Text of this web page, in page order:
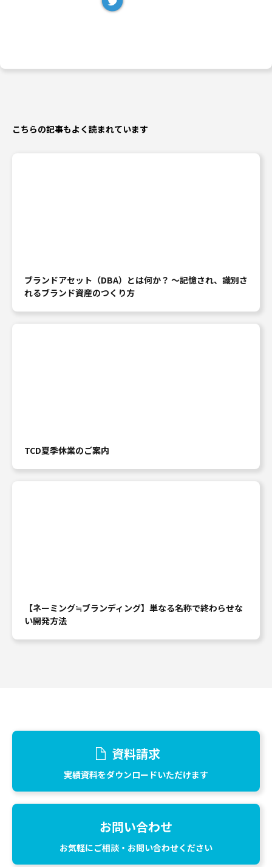
こちらの記事もよく読まれています
ブランドアセット（DBA）とは何か？ ～記憶され、識別さ
れるブランド資産のつくり方
TCD夏季休業のご案内
【ネーミング≒ブランディング】単なる名称で終わらせな
い開発方法
資料請求
実績資料をダウンロードいただけます
お問い合わせ
お気軽にご相談・お問い合わせください